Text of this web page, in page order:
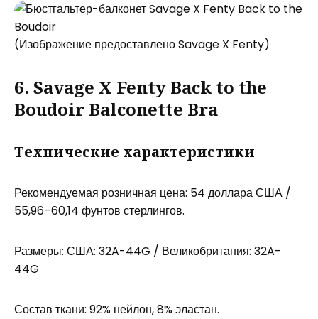
(Изображение предоставлено Savage X Fenty)
6. Savage X Fenty Back to the
Boudoir Balconette Bra
Технические характеристики
Рекомендуемая розничная цена: 54 доллара США /
55,96–60,14 фунтов стерлингов.
Размеры: США: 32A-44G / Великобритания: 32A-
44G
Состав ткани: 92% нейлон, 8% эластан.